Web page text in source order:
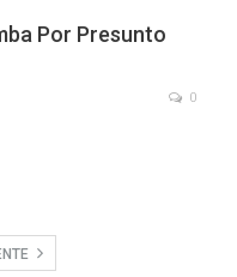
Por Presunto
0